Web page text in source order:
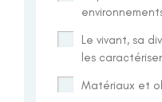
Le vivant, sa
les
Matériaux et